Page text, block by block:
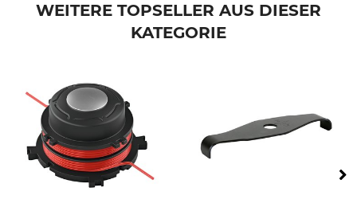
WEITERE TOPSELLER AUS DIESER
KATEGORIE